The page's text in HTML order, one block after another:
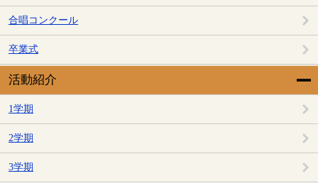
合唱コンクール
卒業式
活動紹介
1学期
2学期
3学期